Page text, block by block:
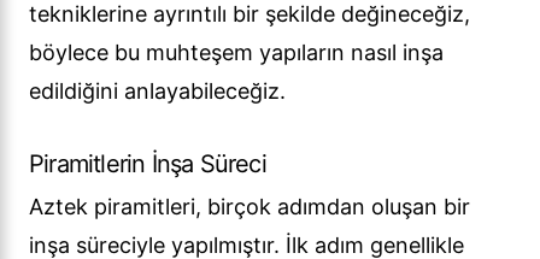
tekniklerine ayrıntılı bir şekilde değineceğiz,
böylece bu muhteşem yapıların nasıl inşa
edildiğini anlayabileceğiz.
Piramitlerin İnşa Süreci
Aztek piramitleri, birçok adımdan oluşan bir
inşa süreciyle yapılmıştır. İlk adım genellikle